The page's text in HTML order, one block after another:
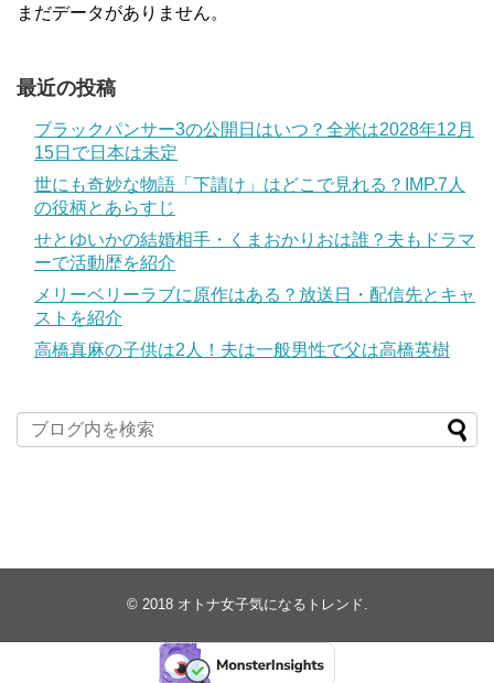
まだデータがありません。
最近の投稿
ブラックパンサー3の公開日はいつ？全米は2028年12月
15日で日本は未定
世にも奇妙な物語「下請け」はどこで見れる？IMP.7人
の役柄とあらすじ
せとゆいかの結婚相手・くまおかりおは誰？夫もドラマ
ーで活動歴を紹介
メリーベリーラブに原作はある？放送日・配信先とキャ
ストを紹介
高橋真麻の子供は2人！夫は一般男性で父は高橋英樹
© 2018 オトナ女子気になるトレンド